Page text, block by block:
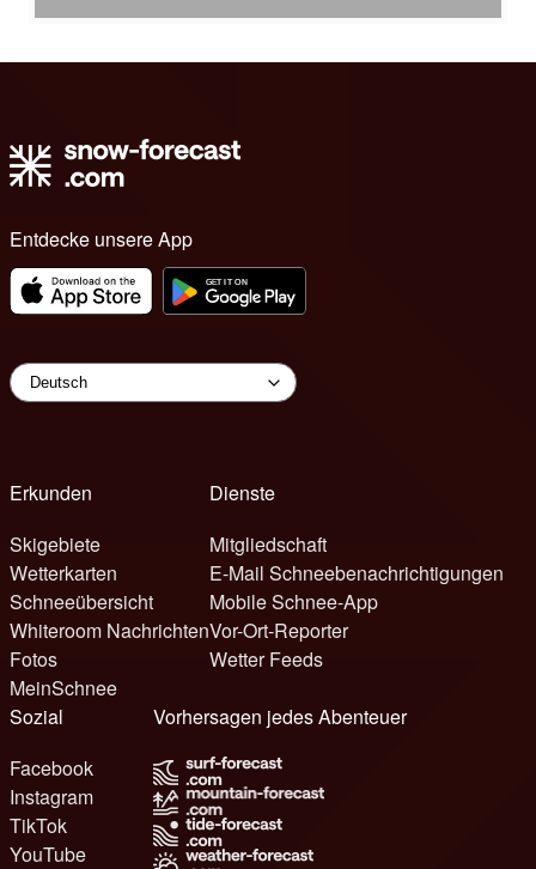
Entdecke unsere App
Erkunden
Skigebiete
Wetterkarten
Schneeübersicht
Whiteroom Nachrichten
Fotos
MeinSchnee
Dienste
Mitgliedschaft
E-Mail Schneebenachrichtigungen
Mobile Schnee-App
Vor-Ort-Reporter
Wetter Feeds
Sozial
Facebook
Instagram
TikTok
YouTube
Vorhersagen jedes Abenteuer